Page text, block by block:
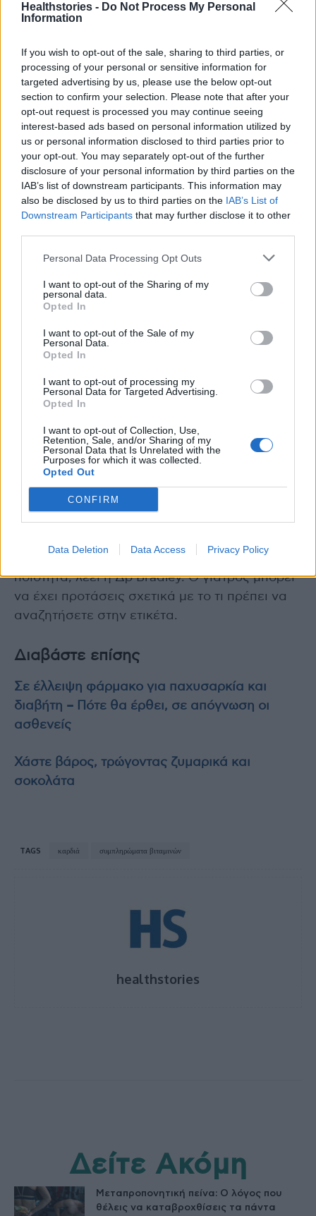
Healthstories - Do Not Process My Personal
Information
If you wish to opt-out of the sale, sharing to third parties, or
processing of your personal or sensitive information for
targeted advertising by us, please use the below opt-out
section to confirm your selection. Please note that after your
opt-out request is processed you may continue seeing
interest-based ads based on personal information utilized by
us or personal information disclosed to third parties prior to
your opt-out. You may separately opt-out of the further
disclosure of your personal information by third parties on the
IAB’s list of downstream participants. This information may
also be disclosed by us to third parties on the IAB’s List of
Downstream Participants that may further disclose it to other
Personal Data Processing Opt Outs
I want to opt-out of the Sharing of my
personal data.
Opted In
I want to opt-out of the Sale of my
Personal Data.
Opted In
I want to opt-out of processing my
Personal Data for Targeted Advertising.
Opted In
I want to opt-out of Collection, Use,
Retention, Sale, and/or Sharing of my
Personal Data that Is Unrelated with the
Purposes for which it was collected.
Opted Out
CONFIRM
Data Deletion Data Access Privacy Policy
συμπληρώματα δεν έχουν υιοθετηθεί ευρέως
συγγραφείς.
Προηγουμένως, η έρευνα για τη συμπλήρωση
μικροθρεπτικών συστατικών είχε επικεντρωθεί
κυρίως στις επιπτώσεις στην υγεία μιας
μεμονωμένης βιταμίνης ή μετάλλου ή λίγων
κάθε φορά, είπε ο Δρ Liu. «Αποφασίσαμε να
ακολουθήσουμε μια ολοκληρωμένη και
συστηματική προσέγγιση για να
αξιολογήσουμε όλες τις δημοσίως διαθέσιμες
και προσβάσιμες μελέτες που αναφέρουν όλα
τα μικροθρεπτικά συστατικά,
αντιοξειδωτικών συμπληρωμάτων και τις
επιπτώσεις τους σε παράγοντες
καρδιαγγειακού κινδύνου καθώς και σε
πολλαπλές καρδιαγγειακές παθήσεις».
«Πρέπει να συμβουλευτείτε το γιατρό σας πριν
πάρετε συμπληρώματα», λέει στο
everydayhealth.comη Elizabeth Bradley, MD,
ιατρική διευθύντρια του Κέντρου Λειτουργικής
Ιατρικής της Cleveland Clinic στο Οχάιο, η
Εάν ο γιατρός σας συστήσει ένα συμπλήρωμα
διαφορετικές μάρκες μπορεί να διαφέρουν σε
ποιότητα, λέει η Δρ Bradley. Ο γιατρός μπορεί
να έχει προτάσεις σχετικά με το τι πρέπει να
αναζητήσετε στην ετικέτα.
Διαβάστε επίσης
Σε έλλειψη φάρμακο για παχυσαρκία και
διαβήτη – Πότε θα έρθει, σε απόγνωση οι
ασθενείς
Χάστε βάρος, τρώγοντας ζυμαρικά και
σοκολάτα
TAGS καρδιά συμπληρώματα βιταμινών
healthstories
Δείτε Ακόμη
Μεταπροπονητική πείνα: Ο λόγος που
θέλεις να καταβροχθίσεις τα πάντα